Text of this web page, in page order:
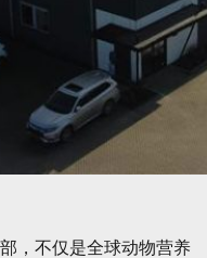
，不仅是全球动物营养